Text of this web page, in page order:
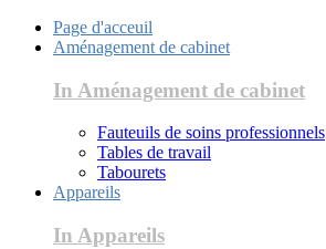
Page d'acceuil
Aménagement de cabinet
In Aménagement de cabinet
Fauteuils de soins professionnels
Tables de travail
Tabourets
Appareils
In Appareils